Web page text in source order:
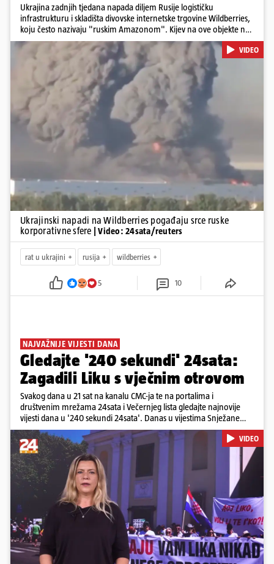
Ukrajina zadnjih tjedana napada diljem Rusije logističku
infrastrukturu i skladišta divovske internetske trgovine Wildberries,
koju često nazivaju "ruskim Amazonom". Kijev na ove objekte ne
gleda samo kao na obična trgovačka skladišta, već tvrdi da ih ruske
snage koriste i za vojne potrebe, odnosno za skladištenje i
distribuciju dijelova za dronove i druge opreme koja se koristi u
ratu. S druge strane, napadi služe i kao izravan odgovor na ruska
bombardiranja ukrajinske poštanske i logističke infrastrukture te
kao način da se ekonomske posljedice rata prenesu dublje na ruski
teritorij i približe običnim građanima.
Pokretanje videa...
VIDEO
Ukrajinski napadi na Wildberries pogađaju srce ruske
korporativne sfere
| Video: 24sata/reuters
rat u ukrajini rusija wildberries
5 10
NAJVAŽNIJE VIJESTI DANA
Gledajte '240 sekundi' 24sata:
Zagadili Liku s vječnim otrovom
Svakog dana u 21 sat na kanalu CMC-ja te na portalima i
društvenim mrežama 24sata i Večernjeg lista gledajte najnovije
vijesti dana u '240 sekundi 24sata'. Danas u vijestima Snježane
Krnetić: Lika teško zagađena s 37.000 tona opasnog otpada, Troje
poginulih u nesreći u Zagrebu, Uhićen načelnik Svetog Ivana
Žabna, Borba za život Denisa Vejzovića, Krajaču režu ovlasti: Slijedi
otkaz...
Pokretanje videa...
VIDEO